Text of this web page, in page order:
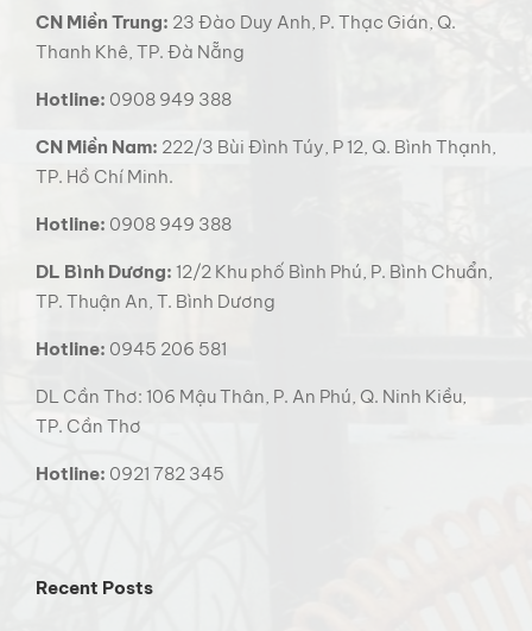
CN Miền Trung: 23 Đào Duy Anh, P. Thạc Gián, Q.
Thanh Khê, TP. Đà Nẵng
Hotline: 0908 949 388
CN Miền Nam: 222/3 Bùi Đình Túy, P 12, Q. Bình Thạnh,
TP. Hồ Chí Minh.
Hotline: 0908 949 388
DL Bình Dương: 12/2 Khu phố Bình Phú, P. Bình Chuẩn,
TP. Thuận An, T. Bình Dương
Hotline: 0945 206 581
DL Cần Thơ: 106 Mậu Thân, P. An Phú, Q. Ninh Kiều,
TP. Cần Thơ
Hotline: 0921 782 345
Recent Posts